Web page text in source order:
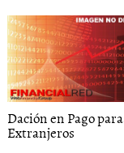
Dación en Pago para
Extranjeros